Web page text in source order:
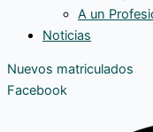
A un
Noticias
Nuevos matriculados
Facebook